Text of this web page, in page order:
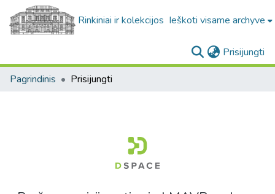
Rinkiniai ir kolekcijos Ieškoti visame archyve
Prisijungti
Pagrindinis Prisijungti